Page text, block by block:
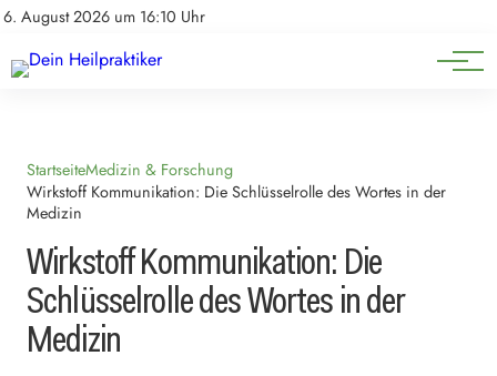
6. August 2026 um 16:10 Uhr
Impressum
Natürliche Medizin
Heilpflanzen & Kräuterkunde
StartseiteMedizin & Forschung
Wirkstoff Kommunikation: Die Schlüsselrolle des Wortes in der
Medizin
Wirkstoff Kommunikation: Die
Schlüsselrolle des Wortes in der
Medizin